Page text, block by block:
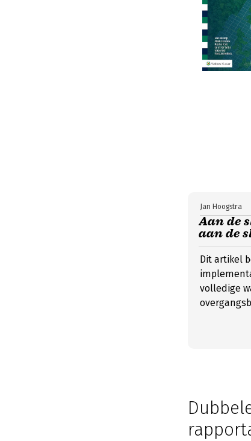
Aan de
aan de
Jan Hoogstra
Dit artikel
volledige